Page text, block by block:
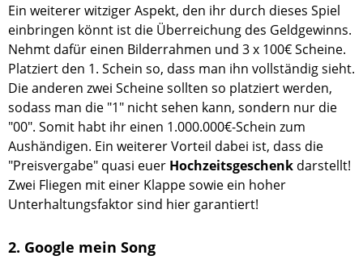
Ein weiterer witziger Aspekt, den ihr durch dieses Spiel
einbringen könnt ist die Überreichung des Geldgewinns.
Nehmt dafür einen Bilderrahmen und 3 x 100€ Scheine.
Platziert den 1. Schein so, dass man ihn vollständig sieht.
Die anderen zwei Scheine sollten so platziert werden,
sodass man die "1" nicht sehen kann, sondern nur die
"00". Somit habt ihr einen 1.000.000€-Schein zum
Aushändigen. Ein weiterer Vorteil dabei ist, dass die
"Preisvergabe" quasi euer Hochzeitsgeschenk darstellt!
Zwei Fliegen mit einer Klappe sowie ein hoher
Unterhaltungsfaktor sind hier garantiert!
2. Google mein Song